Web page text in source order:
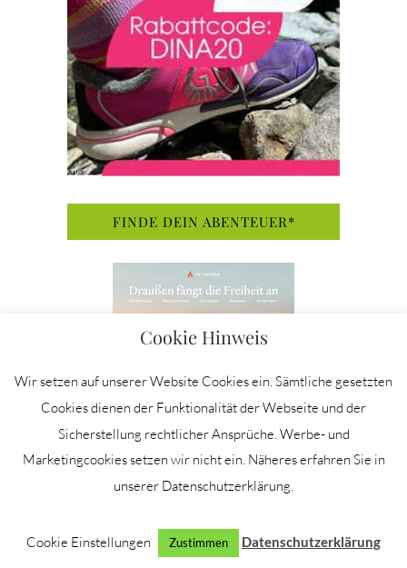
FINDE DEIN ABENTEUER*
GERNE GESUCHT
Allgäu Amrum Ausflugstipps
Cookie Hinweis
Wir setzen auf unserer Website Cookies ein. Sämtliche gesetzten
Cookies dienen der Funktionalität der Webseite und der
Sicherstellung rechtlicher Ansprüche. Werbe- und
Marketingcookies setzen wir nicht ein. Näheres erfahren Sie in
unserer Datenschutzerklärung.
Cookie Einstellungen Zustimmen Datenschutzerklärung